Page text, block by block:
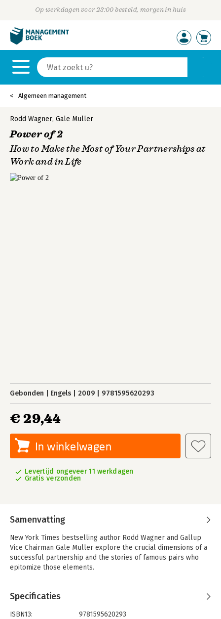
Op werkdagen voor 23:00 besteld, morgen in huis
Algemeen management
Rodd Wagner, Gale Muller
Power of 2
How to Make the Most of Your Partnerships at
Work and in Life
Gebonden Engels 2009 9781595620293
€ 29,44
In winkelwagen
Levertijd ongeveer 11 werkdagen
Gratis verzonden
Samenvatting
New York Times bestselling author Rodd Wagner and Gallup
Vice Chairman Gale Muller explore the crucial dimensions of a
successful partnership and the stories of famous pairs who
epitomize those elements.
Specificaties
ISBN13:
9781595620293